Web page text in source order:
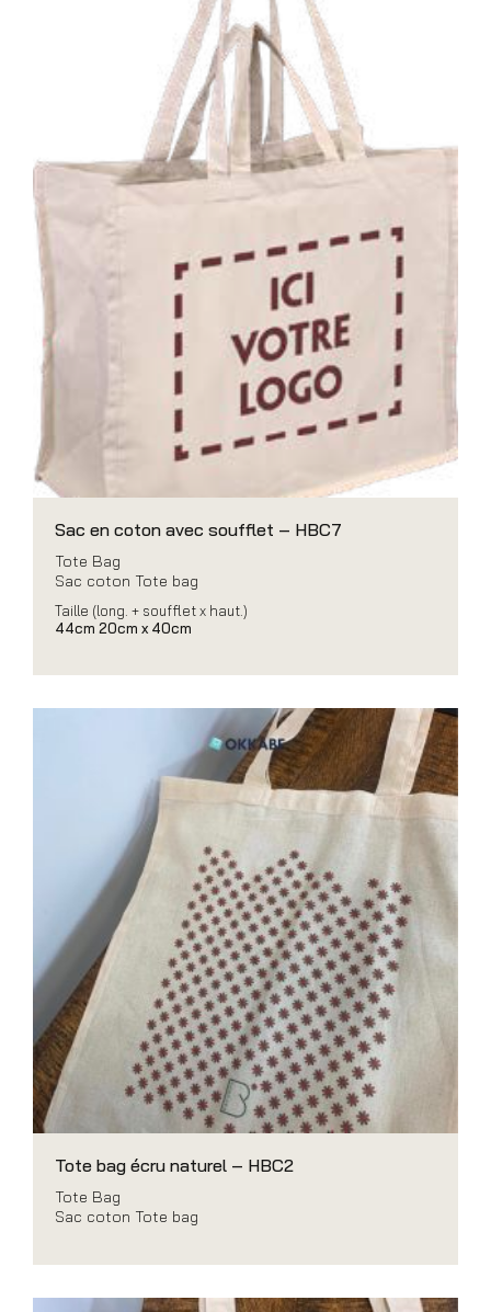
Sac en coton avec soufflet – HBC7
Tote Bag
Sac coton Tote bag
Taille (long. + soufflet x haut.)
44cm 20cm x 40cm
Tote bag écru naturel – HBC2
Tote Bag
Sac coton Tote bag